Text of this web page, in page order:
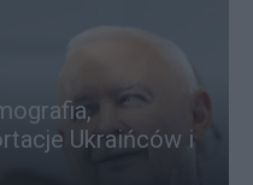
Ukraińców i